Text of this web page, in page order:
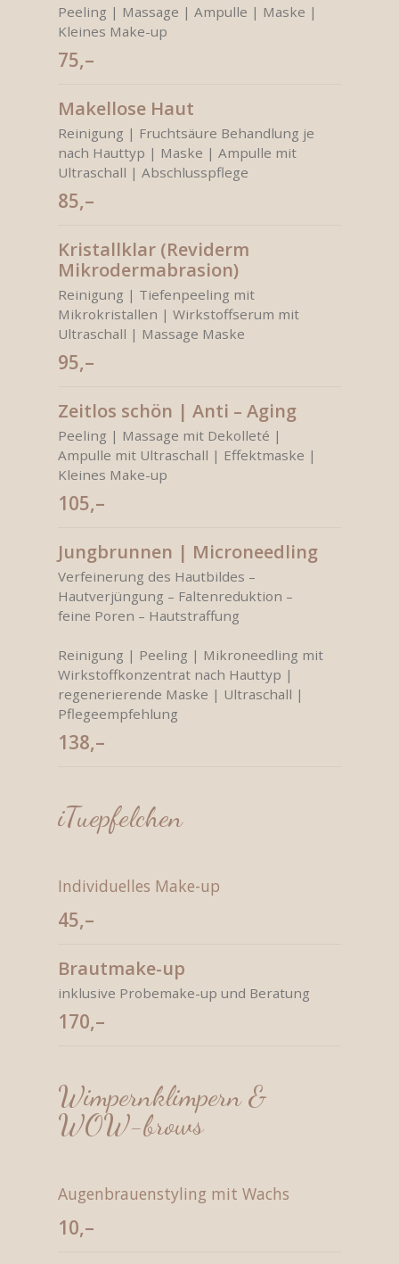
Peeling | Massage | Ampulle | Maske |
Kleines Make-up
75,–
Makellose Haut
Reinigung | Fruchtsäure Behandlung je
nach Hauttyp | Maske | Ampulle mit
Ultraschall | Abschlusspflege
85,–
Kristallklar (Reviderm
Mikrodermabrasion)
Reinigung | Tiefenpeeling mit
Mikrokristallen | Wirkstoffserum mit
Ultraschall | Massage Maske
95,–
Zeitlos schön | Anti – Aging
Peeling | Massage mit Dekolleté |
Ampulle mit Ultraschall | Effektmaske |
Kleines Make-up
105,–
Jungbrunnen | Microneedling
Verfeinerung des Hautbildes –
Hautverjüngung – Faltenreduktion –
feine Poren – Hautstraffung
Reinigung | Peeling | Mikroneedling mit
Wirkstoffkonzentrat nach Hauttyp |
regenerierende Maske | Ultraschall |
Pflegeempfehlung
138,–
iTuepfelchen
Individuelles Make-up
45,–
Brautmake-up
inklusive Probemake-up und Beratung
170,–
Wimpernklimpern &
WOW-brows
Augenbrauenstyling mit Wachs
10,–